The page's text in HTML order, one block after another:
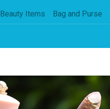
Beauty Items Bag and Purse